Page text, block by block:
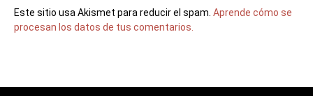
Este sitio usa Akismet para reducir el spam. Aprende cómo se
procesan los datos de tus comentarios.